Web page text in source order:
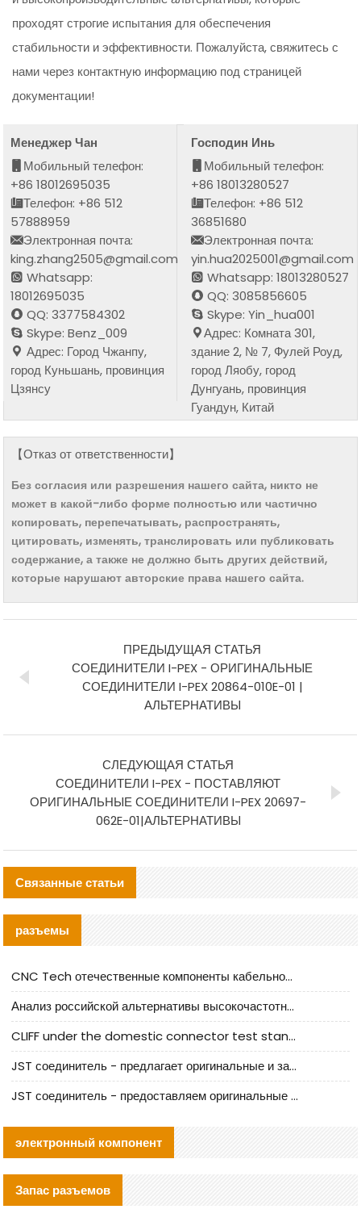
проходят строгие испытания для обеспечения
стабильности и эффективности. Пожалуйста, свяжитесь с
нами через контактную информацию под страницей
документации!
Менеджер Чан
Мобильный телефон:
+86 18012695035
Телефон: +86 512
57888959
Электронная почта:
king.zhang2505@gmail.com
Whatsapp:
18012695035
QQ: 3377584302
Skype: Benz_009
Адрес: Город Чжанпу,
город Куньшань, провинция
Цзянсу
Господин Инь
Мобильный телефон:
+86 18013280527
Телефон: +86 512
36851680
Электронная почта:
yin.hua2025001@gmail.com
Whatsapp: 18013280527
QQ: 3085856605
Skype: Yin_hua001
Адрес: Комната 301,
здание 2, № 7, Фулей Роуд,
город Ляобу, город
Дунгуань, провинция
Гуандун, Китай
【Отказ от ответственности】
Без согласия или разрешения нашего сайта, никто не
может в какой-либо форме полностью или частично
копировать, перепечатывать, распространять,
цитировать, изменять, транслировать или публиковать
содержание, а также не должно быть других действий,
которые нарушают авторские права нашего сайта.
ПРЕДЫДУЩАЯ СТАТЬЯ
СОЕДИНИТЕЛИ I-PEX - ОРИГИНАЛЬНЫЕ
СОЕДИНИТЕЛИ I-PEX 20864-010E-01 |
АЛЬТЕРНАТИВЫ
СЛЕДУЮЩАЯ СТАТЬЯ
СОЕДИНИТЕЛИ I-PEX - ПОСТАВЛЯЮТ
ОРИГИНАЛЬНЫЕ СОЕДИНИТЕЛИ I-PEX 20697-
062E-01|АЛЬТЕРНАТИВЫ
Связанные статьи
разъемы
CNC Tech отечественные компоненты кабельной арматуры оценка и руководство по производственному внедрению
Анализ российской альтернативы высокочастотных кабельных колодцев I-PEX
CLIFF under the domestic connector test standard update
JST соединитель - предлагает оригинальные и заменяющие JST NSHR-02V-S соединители
JST соединитель - предоставляем оригинальные JST GHR-09V-S соединители и их аналоги
электронный компонент
Запас разъемов